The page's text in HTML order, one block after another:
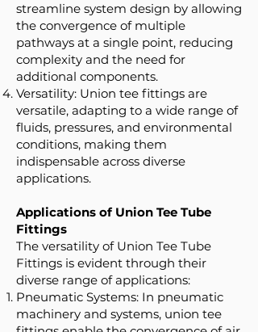
streamline system design by allowing
the convergence of multiple
pathways at a single point, reducing
complexity and the need for
additional components.
Versatility: Union tee fittings are
versatile, adapting to a wide range of
fluids, pressures, and environmental
conditions, making them
indispensable across diverse
applications.
Applications of Union Tee Tube
Fittings
The versatility of Union Tee Tube
Fittings is evident through their
diverse range of applications:
Pneumatic Systems: In pneumatic
machinery and systems, union tee